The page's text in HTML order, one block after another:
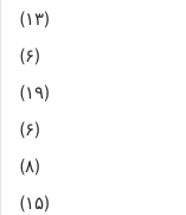
(۱۳)
(۶)
(۱۹)
(۶)
(۸)
(۱۵)